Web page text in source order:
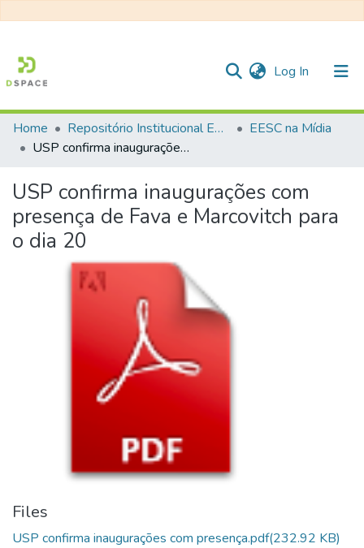
Log In (current)
Communities & Collections
Statistics
Home Repositório Institucional EESC
EESC na Mídia
USP confirma inaugurações com presença de Fava e Marcovitch para o dia 20
USP confirma inaugurações com
presença de Fava e Marcovitch para
o dia 20
Files
USP confirma inaugurações com presença.pdf(232.92 KB)